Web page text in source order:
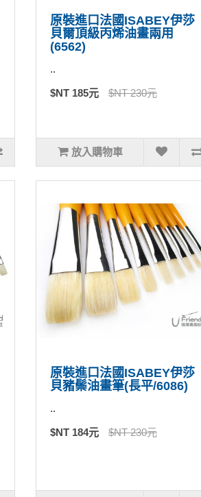
原裝進口法國ISABEY伊莎
貝爾頂級丙烯油畫兩用
(6562)
..
$NT 185元 $NT 230元
放入購物車
原裝進口法國ISABEY伊莎
貝豬鬃油畫筆(長平/6086)
..
$NT 184元 $NT 230元